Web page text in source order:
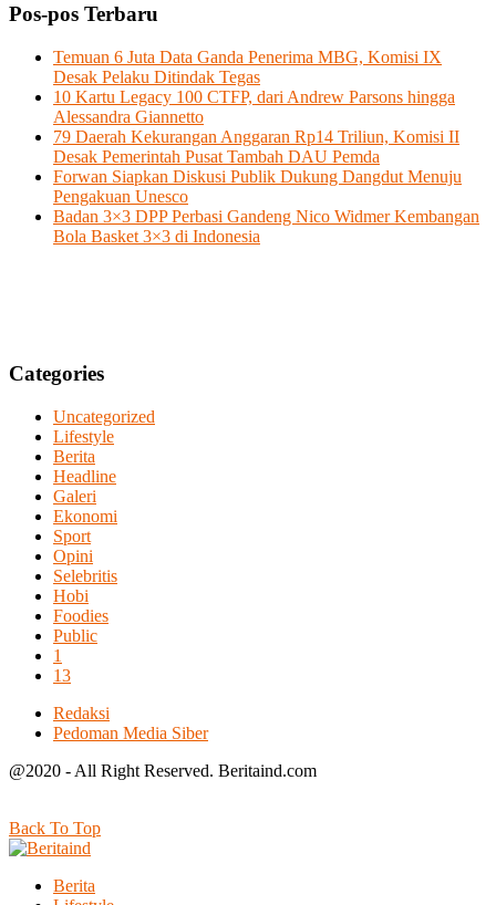
Pos-pos Terbaru
Temuan 6 Juta Data Ganda Penerima MBG, Komisi IX
Desak Pelaku Ditindak Tegas
10 Kartu Legacy 100 CTFP, dari Andrew Parsons hingga
Alessandra Giannetto
79 Daerah Kekurangan Anggaran Rp14 Triliun, Komisi II
Desak Pemerintah Pusat Tambah DAU Pemda
Forwan Siapkan Diskusi Publik Dukung Dangdut Menuju
Pengakuan Unesco
Badan 3×3 DPP Perbasi Gandeng Nico Widmer Kembangan
Bola Basket 3×3 di Indonesia
Categories
Uncategorized
Lifestyle
Berita
Headline
Galeri
Ekonomi
Sport
Opini
Selebritis
Hobi
Foodies
Public
1
13
Redaksi
Pedoman Media Siber
@2020 - All Right Reserved. Beritaind.com
Back To Top
Berita